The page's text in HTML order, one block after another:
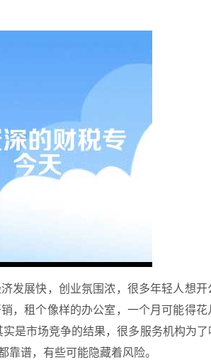
发展快，创业氛围浓，很多年轻人想
，租个像样的办公室，一个月可能得
是市场竞争的结果，很多服务机构为
谱，有些可能隐藏着风险。